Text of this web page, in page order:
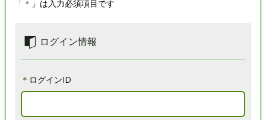
「 ＊ 」は入力必須項目です
ログイン情報
＊ ログインID